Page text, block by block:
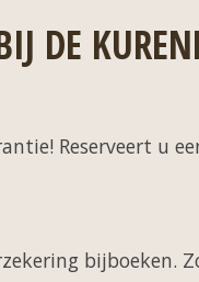
DE
Reserveert u
bijboeken.